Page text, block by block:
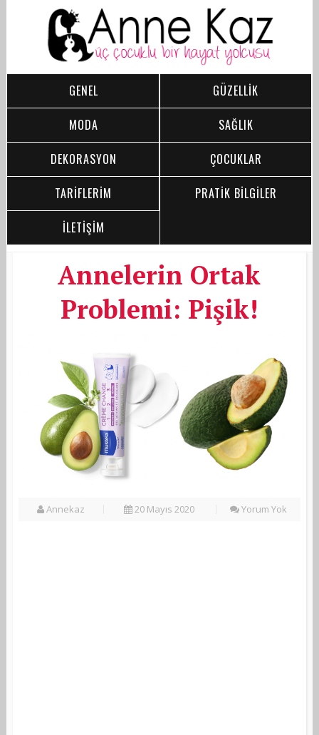
GENEL
GÜZELLİK
MODA
SAĞLIK
DEKORASYON
ÇOCUKLAR
TARİFLERİM
PRATİK BİLGİLER
İLETİŞİM
Annelerin Ortak
Problemi: Pişik!
Annekaz 20 Mayıs 2020 Yorum Yok